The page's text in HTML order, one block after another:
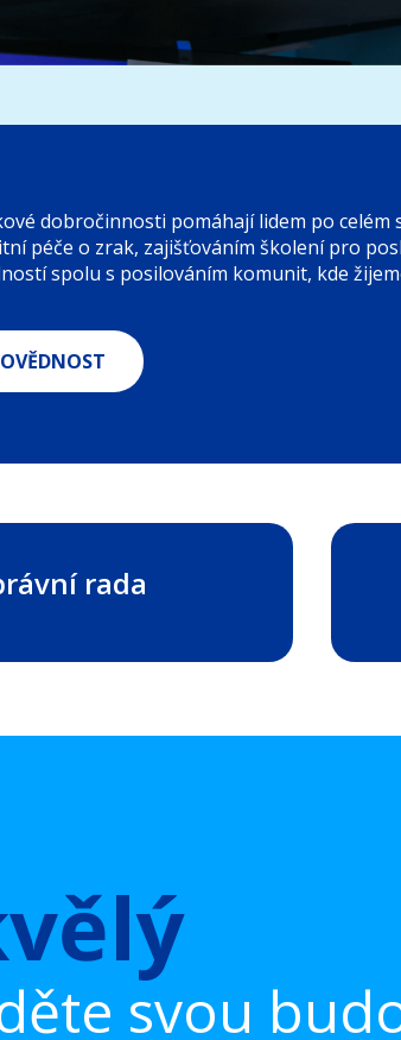
dobročinnosti pomáhají lidem po celém
péče o zrak, zajišťováním školení pro
spolu s posilováním komunit, kde
rada
svou